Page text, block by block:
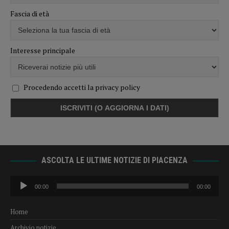
Fascia di età
Interesse principale
Procedendo accetti la privacy policy
ASCOLTA LE ULTIME NOTIZIE DI PIACENZA
Audio
Player
00:00 00:00
Home